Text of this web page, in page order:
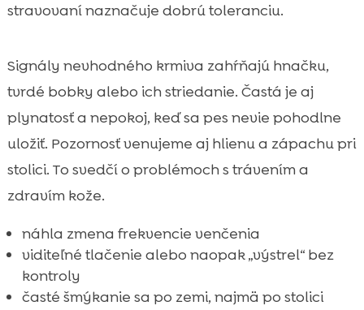
stravovaní naznačuje dobrú toleranciu.
Signály nevhodného krmiva zahŕňajú hnačku,
tvrdé bobky alebo ich striedanie. Častá je aj
plynatosť a nepokoj, keď sa pes nevie pohodlne
uložiť. Pozornosť venujeme aj hlienu a zápachu pri
stolici. To svedčí o problémoch s trávením a
zdravím kože.
náhla zmena frekvencie venčenia
viditeľné tlačenie alebo naopak „výstrel“ bez
kontroly
časté šmýkanie sa po zemi, najmä po stolici